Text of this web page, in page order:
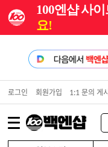
100엔샵 사
요!
로그인 회원가입 1:1 문의 게